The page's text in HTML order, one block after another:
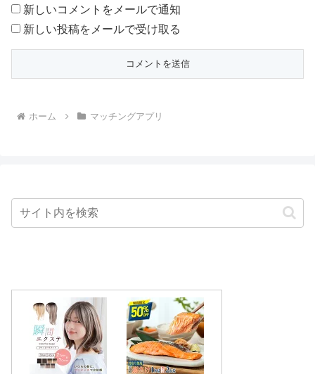
新しいコメントをメールで通知
新しい投稿をメールで受け取る
ホーム マッチングアプリ